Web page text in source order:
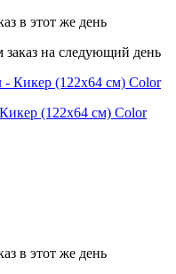
в этот же день
заказ на следующий день
(122х64 cм) Color
в этот же день